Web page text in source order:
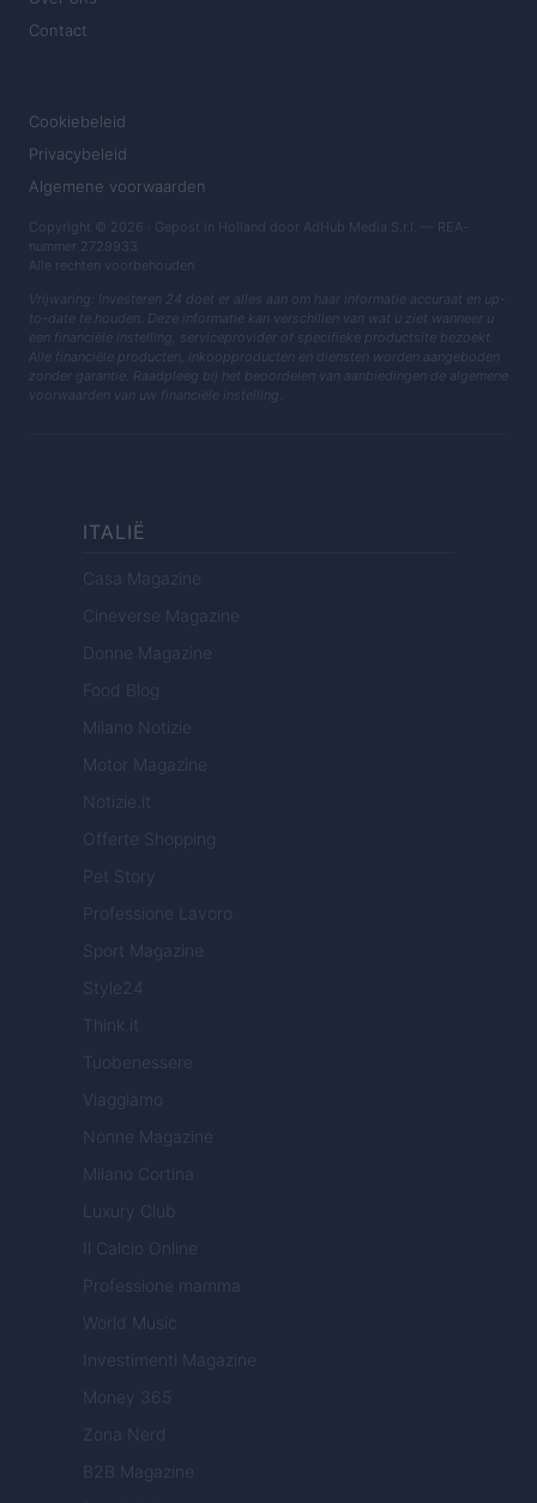
Contact
Cookiebeleid
Privacybeleid
Algemene voorwaarden
Copyright © 2026 · Gepost in Holland door AdHub Media S.r.l. — REA-
nummer 2729933
Alle rechten voorbehouden
Vrijwaring: Investeren 24 doet er alles aan om haar informatie accuraat en up-
to-date te houden. Deze informatie kan verschillen van wat u ziet wanneer u
een financiële instelling, serviceprovider of specifieke productsite bezoekt.
Alle financiële producten, inkoopproducten en diensten worden aangeboden
zonder garantie. Raadpleeg bij het beoordelen van aanbiedingen de algemene
voorwaarden van uw financiële instelling.
ITALIË
Casa Magazine
Cineverse Magazine
Donne Magazine
Food Blog
Milano Notizie
Motor Magazine
Notizie.it
Offerte Shopping
Pet Story
Professione Lavoro
Sport Magazine
Style24
Think.it
Tuobenessere
Viaggiamo
Nonne Magazine
Milano Cortina
Luxury Club
Il Calcio Online
Professione mamma
World Music
Investimenti Magazine
Money 365
Zona Nerd
B2B Magazine